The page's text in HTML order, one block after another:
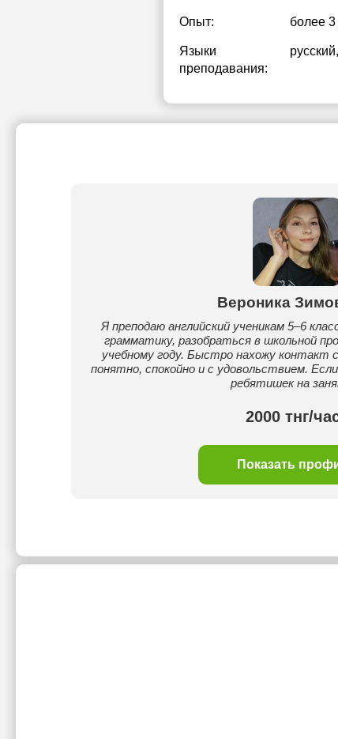
Опыт: более 3
Языки
преподавания:
русский
Вероника
Я преподаю английский ученикам 5–6
грамматику, разобраться в школьной
учебному году. Быстро нахожу контакт
понятно, спокойно и с удовольствием.
ребятишек на
2000 тнг/
Показать